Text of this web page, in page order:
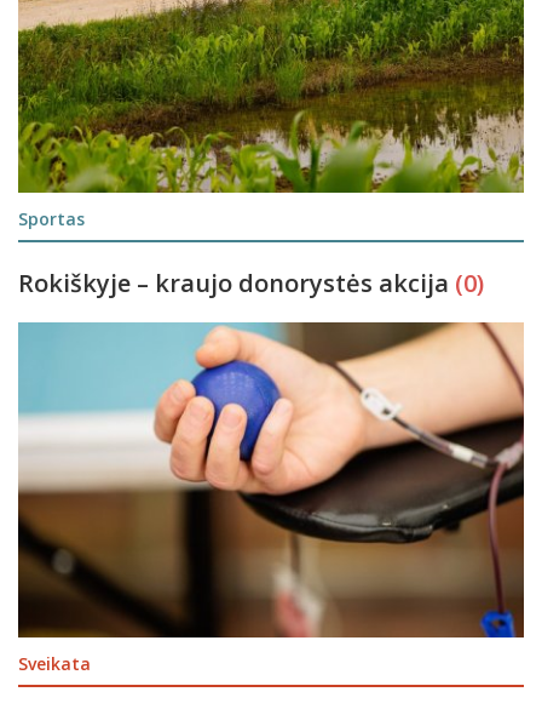
Sportas
Rokiškyje – kraujo donorystės akcija (0)
Sveikata